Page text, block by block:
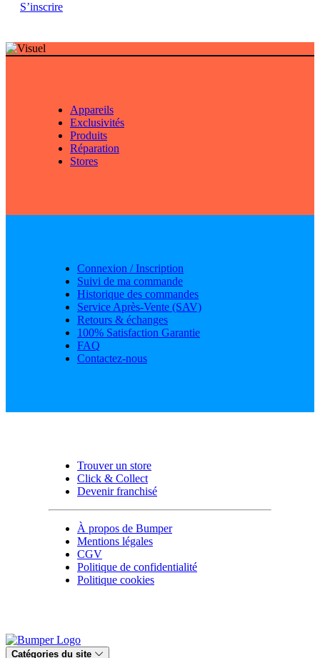
S’inscrire
Appareils
Exclusivités
Produits
Réparation
Stores
Connexion / Inscription
Suivi de ma commande
Historique des commandes
Service Après-Vente (SAV)
Retours & échanges
100% Satisfaction Garantie
FAQ
Contactez-nous
Trouver un store
Click & Collect
Devenir franchisé
À propos de Bumper
Mentions légales
CGV
Politique de confidentialité
Politique cookies
Catégories du site